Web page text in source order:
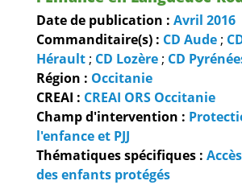
Projets Fédéraux
Espace emploi
Guides et outils
Actualités
Date de publication : Avril 2016
Commanditaire(s) : CD Aude ;
Hérault ; CD Lozère ; CD
Région : Occitanie
CREAI : CREAI ORS Occitanie
Champ d'intervention :
l'enfance et PJJ
Thématiques spécifiques :
des enfants protégés